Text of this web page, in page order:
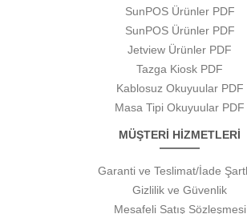
SunPOS Ürünler PDF
SunPOS Ürünler PDF
Jetview Ürünler PDF
Tazga Kiosk PDF
Kablosuz Okuyuular PDF
Masa Tipi Okuyuular PDF
MÜŞTERİ HİZMETLERİ
Garanti ve Teslimat/İade
Gizlilik ve Güvenlik
Mesafeli Satış Sözleşmesi